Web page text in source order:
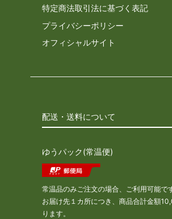
特定商法取引法に基づく表記
プライバシーポリシー
オフィシャルサイト
配送・送料について
ゆうパック(常温便)
常温品のみご注文の場合、ご利用可能で
お届け先１カ所につき、商品合計金額
ります。